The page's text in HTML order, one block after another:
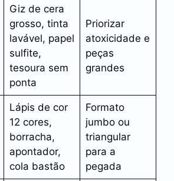
Giz de cera
grosso, tinta
lavável, papel
sulfite,
tesoura sem
ponta
Priorizar
atoxicidade e
peças
grandes
Lápis de cor
12 cores,
borracha,
apontador,
cola bastão
Formato
jumbo ou
triangular
para a
pegada